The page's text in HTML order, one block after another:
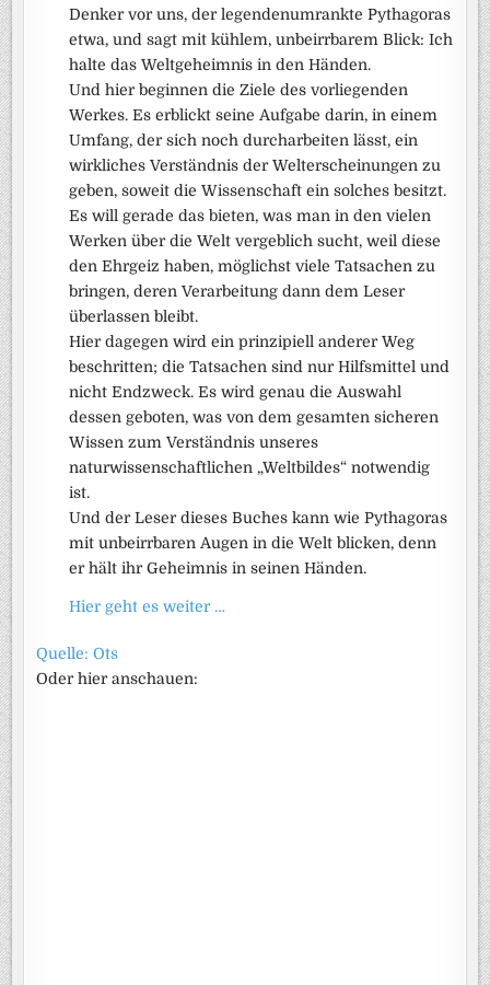
Denker vor uns, der legendenumrankte Pythagoras
etwa, und sagt mit kühlem, unbeirrbarem Blick: Ich
halte das Weltgeheimnis in den Händen.
Und hier beginnen die Ziele des vorliegenden
Werkes. Es erblickt seine Aufgabe darin, in einem
Umfang, der sich noch durcharbeiten lässt, ein
wirkliches Verständnis der Welterscheinungen zu
geben, soweit die Wissenschaft ein solches besitzt.
Es will gerade das bieten, was man in den vielen
Werken über die Welt vergeblich sucht, weil diese
den Ehrgeiz haben, möglichst viele Tatsachen zu
bringen, deren Verarbeitung dann dem Leser
überlassen bleibt.
Hier dagegen wird ein prinzipiell anderer Weg
beschritten; die Tatsachen sind nur Hilfsmittel und
nicht Endzweck. Es wird genau die Auswahl
dessen geboten, was von dem gesamten sicheren
Wissen zum Verständnis unseres
naturwissenschaftlichen „Weltbildes“ notwendig
ist.
Und der Leser dieses Buches kann wie Pythagoras
mit unbeirrbaren Augen in die Welt blicken, denn
er hält ihr Geheimnis in seinen Händen.
Hier geht es weiter …
Quelle: Ots
Oder hier anschauen: